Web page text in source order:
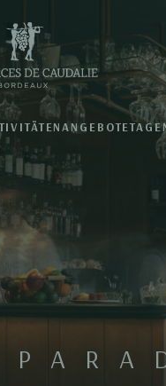
ANGEBOTE